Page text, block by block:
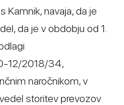
Kamnik, navaja, da je
da je v obdobju od 1.
12/2018/34,
naročnikom, v
storitev prevozov